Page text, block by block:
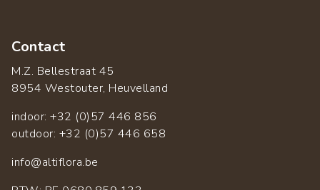
Contact
M.Z. Bellestraat 45
8954 Westouter, Heuvelland
indoor: +32 (0)57 446 856
outdoor: +32 (0)57 446 658
info@altiflora.be